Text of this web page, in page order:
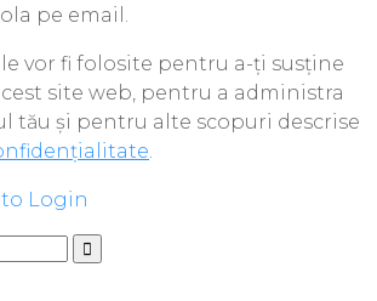
pe email.
vor fi folosite pentru a-ți susține
site web, pentru a administra
tău și pentru alte scopuri descrise
.
to Login